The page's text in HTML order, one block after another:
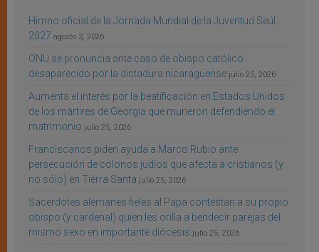
Himno oficial de la Jornada Mundial de la Juventud Seúl
2027 agosto 3, 2026
ONU se pronuncia ante caso de obispo católico
desaparecido por la dictadura nicaragüense julio 25, 2026
Aumenta el interés por la beatificación en Estados Unidos
de los mártires de Georgia que murieron defendiendo el
matrimonio julio 25, 2026
Franciscanos piden ayuda a Marco Rubio ante
persecución de colonos judíos que afecta a cristianos (y
no sólo) en Tierra Santa julio 25, 2026
Sacerdotes alemanes fieles al Papa contestan a su propio
obispo (y cardenal) quien les orilla a bendecir parejas del
mismo sexo en importante diócesis julio 25, 2026